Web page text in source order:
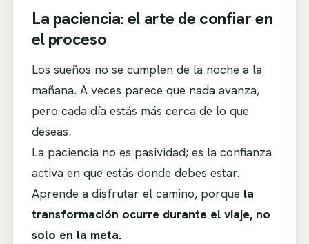
La paciencia: el arte de confiar en
el proceso
Los sueños no se cumplen de la noche a la
mañana. A veces parece que nada avanza,
pero cada día estás más cerca de lo que
deseas.
La paciencia no es pasividad; es la confianza
activa en que estás donde debes estar.
Aprende a disfrutar el camino, porque la
transformación ocurre durante el viaje, no
solo en la meta.